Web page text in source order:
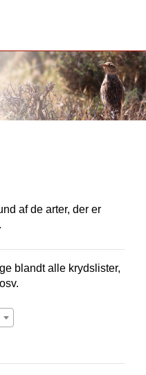
af de arter, der er
blandt alle krydslister,